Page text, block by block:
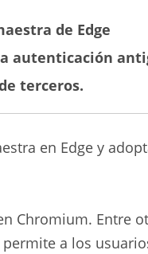
de Edge
autenticación
terceros.
en Edge y
Chromium. Entre
a los